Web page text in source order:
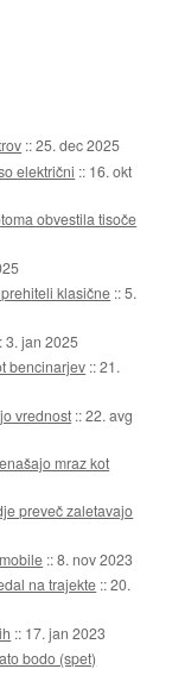
::25. dec 2025
električni :: 16. okt
obvestila tisoče
klasične ::5.
3. jan 2025
bencinarjev ::21.
vrednost ::22. avg
mraz kot
preveč zaletavajo
::8. nov 2023
na trajekte ::20.
:: 17. jan 2023
bodo (spet)